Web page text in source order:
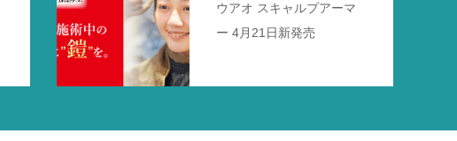
ウアオ スキャルプアーマ
ー 4月21日新発売